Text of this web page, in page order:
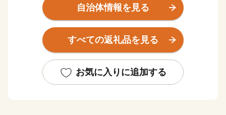
また、筑紫野市は、見てよし、食べてよし、遊んでよ
し、住んでよしと魅力満載のまちです！“博多の奥座
敷”と呼ばれる二日市温泉をはじめ歴史が感じられる街
並みは、現代の人々の心を癒すスポットになっていま
自治体情報を見る
すべての返礼品を見る
お気に入りに追加する